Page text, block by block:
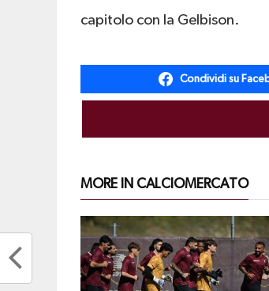
capitolo con la Gelbison.
Condividi su
MORE IN CALCIOMERCATO